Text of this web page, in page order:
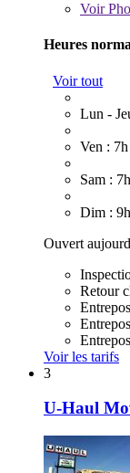
Voir
Heures
Voir tout
Lun -
Ven :
Sam :
Dim :
Ouvert
Retour
Voir les tarifs
3
U-Haul